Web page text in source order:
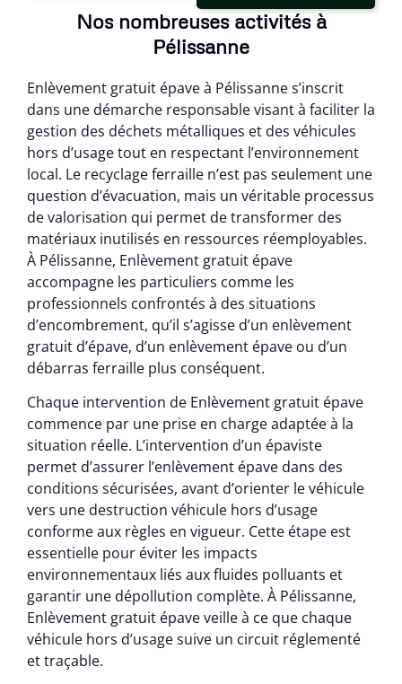
Nos nombreuses activités à
Pélissanne
Enlèvement gratuit épave à Pélissanne s’inscrit
dans une démarche responsable visant à faciliter la
gestion des déchets métalliques et des véhicules
hors d’usage tout en respectant l’environnement
local. Le recyclage ferraille n’est pas seulement une
question d’évacuation, mais un véritable processus
de valorisation qui permet de transformer des
matériaux inutilisés en ressources réemployables.
À Pélissanne, Enlèvement gratuit épave
accompagne les particuliers comme les
professionnels confrontés à des situations
d’encombrement, qu’il s’agisse d’un enlèvement
gratuit d’épave, d’un enlèvement épave ou d’un
débarras ferraille plus conséquent.
Chaque intervention de Enlèvement gratuit épave
commence par une prise en charge adaptée à la
situation réelle. L’intervention d’un épaviste
permet d’assurer l’enlèvement épave dans des
conditions sécurisées, avant d’orienter le véhicule
vers une destruction véhicule hors d’usage
conforme aux règles en vigueur. Cette étape est
essentielle pour éviter les impacts
environnementaux liés aux fluides polluants et
garantir une dépollution complète. À Pélissanne,
Enlèvement gratuit épave veille à ce que chaque
véhicule hors d’usage suive un circuit réglementé
et traçable.